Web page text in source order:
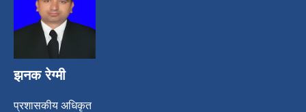
झनक रेग्मी
प्रशासकीय अधिकृत